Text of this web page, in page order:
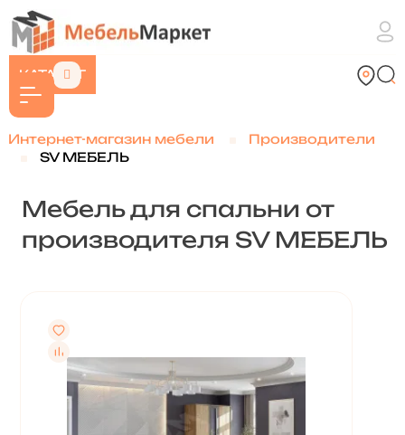
КАТАЛОГ
Интернет-магазин мебели
Производители
SV МЕБЕЛЬ
Мебель для спальни от
производителя SV МЕБЕЛЬ